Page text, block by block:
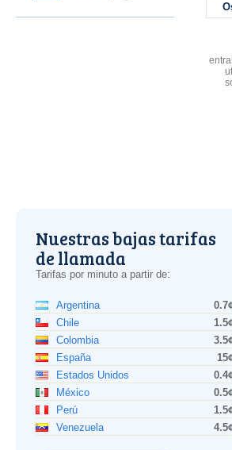
Nuestras bajas tarifas
de llamada
Tarifas por minuto a partir de:
Argentina
Chile
Colombia
España
Estados Unidos
México
Perú
Venezuela